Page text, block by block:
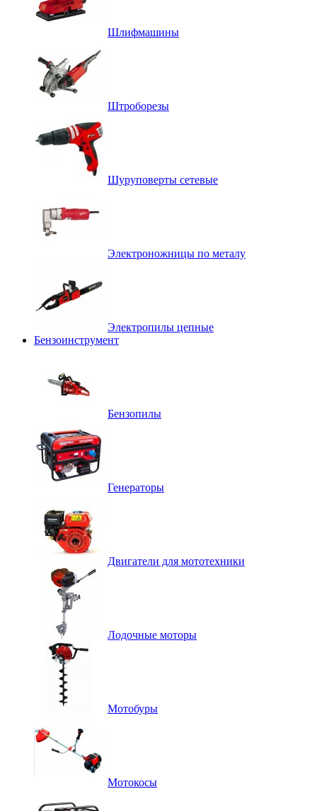
Шлифмашины
Штроборезы
Шуруповерты сетевые
Электроножницы по металу
Электропилы цепные
Бензоинструмент
Бензопилы
Генераторы
Двигатели для мототехники
Лодочные моторы
Мотобуры
Мотокосы